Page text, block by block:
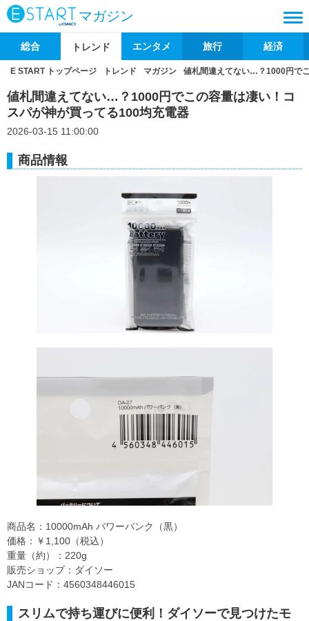
マガジン
総合 トレンド エンタメ 旅行 経済
E START トップページ トレンド マガジン 値札間違えてない…？1000円で
値札間違えてない…？1000円でこの容量は凄い！コ
スパが神が買ってる100均充電器
2026-03-15 11:00:00
商品情報
商品名：10000mAh パワーバンク（黒）
価格：￥1,100（税込）
重量（約）：220g
販売ショップ：ダイソー
JANコード：4560348446015
スリムで持ち運びに便利！ダイソーで見つけたモ